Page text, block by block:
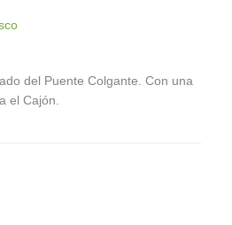
del Puente Colgante. Con una
el Cajón.